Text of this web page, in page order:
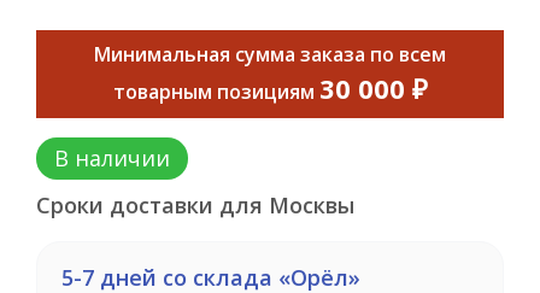
Минимальная сумма заказа по всем
товарным позициям 30 000 ₽
В наличии
Сроки доставки для Москвы
5-7 дней со склада «Орёл»